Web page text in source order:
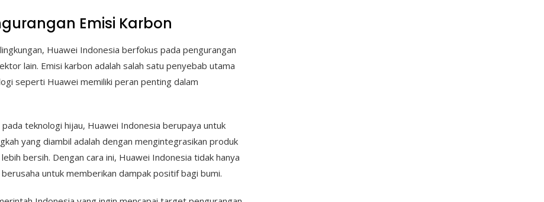
Emisi Karbon
Huawei Indonesia berfokus pada pengurangan
lain. Emisi karbon adalah salah satu penyebab utama
seperti Huawei memiliki peran penting dalam
teknologi hijau, Huawei Indonesia berupaya untuk
yang diambil adalah dengan mengintegrasikan produk
bersih. Dengan cara ini, Huawei Indonesia tidak hanya
untuk memberikan dampak positif bagi bumi.